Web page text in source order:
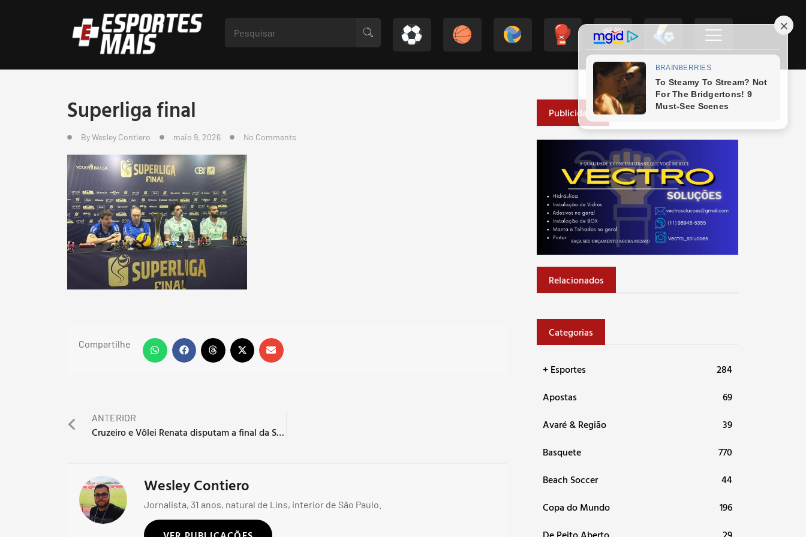
Superliga final
ByWesley Contiero maio 9, 2026 No Comments
Compartilhe
ANTERIOR
Cruzeiro e Vôlei Renata disputam a final da Superliga Masculina
Wesley Contiero
Jornalista, 31 anos, natural de Lins, interior de São Paulo.
Publicidade
Relacionados
Categorias
+ Esportes
284
Apostas
69
Avaré & Região
39
Basquete
770
Beach Soccer
44
Copa do Mundo
196